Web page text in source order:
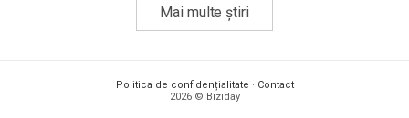
Mai multe știri
Politica de confidențialitate · Contact
2026 © Biziday